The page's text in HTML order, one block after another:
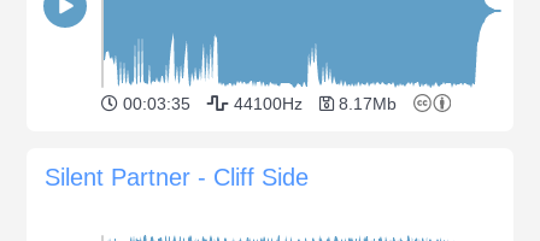
00:03:35 44100Hz 8.17Mb
Silent Partner - Cliff Side